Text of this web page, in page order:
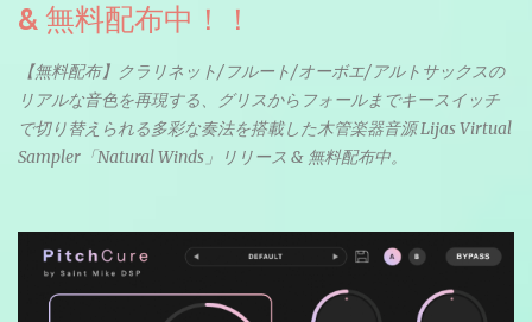
& 無料配布中！！
【無料配布】クラリネット/フルート/オーボエ/アルトサックスの
リアルな音色を再現する、グリスからフォールまでキースイッチ
で切り替えられる多彩な奏法を搭載した木管楽器音源 Lijas Virtual
Sampler「Natural Winds」リリース & 無料配布中。